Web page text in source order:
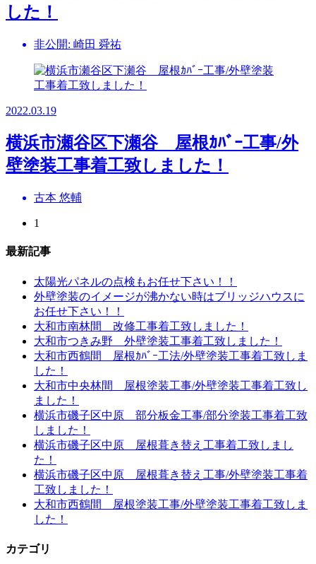
した！
非公開: 崎田 舜祐
2022.03.19
横浜市瀬谷区下瀬谷 屋根ｶﾊﾞｰ工事/外
壁塗装工事着工致しました！
古本 悠輔
1
最新記事
太陽光パネルの点検もお任せ下さい！！
外壁塗装のイメージが沸かない時はブリッジハウスに
お任せ下さい！！
大和市南林間 改修工事着工致しました！
大和市つきみ野 外壁塗装工事着工致しました！
大和市西鶴間 屋根ｶﾊﾞｰ工法/外壁塗装工事着工致しま
した！
大和市中央林間 屋根塗装工事/外壁塗装工事着工致し
ました！
横浜市磯子区中原 部分板金工事/部分塗装工事着工致
しました！
横浜市磯子区中原 屋根葺き替え工事着工致しまし
た！
横浜市磯子区中原 屋根葺き替え工事/外壁塗装工事着
工致しました！
大和市西鶴間 屋根塗装工事/外壁塗装工事着工致しま
した！
カテゴリ